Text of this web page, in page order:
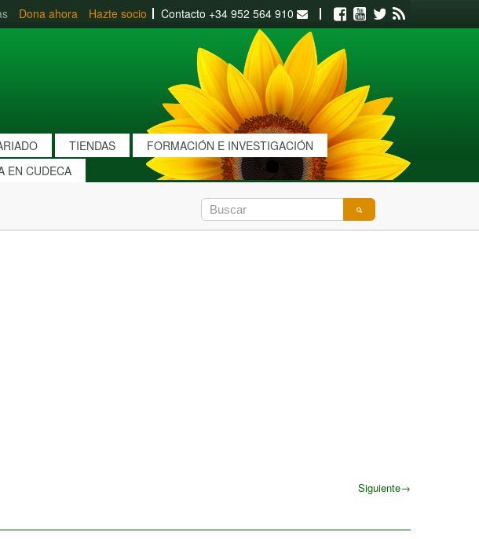
Dona ahora Hazte socio Contacto +34 952 564 910 Facebook
Youtube
Twitter
TIENDAS
FORMACIÓN E INVESTIGACIÓN
EN CUDECA
Siguiente→